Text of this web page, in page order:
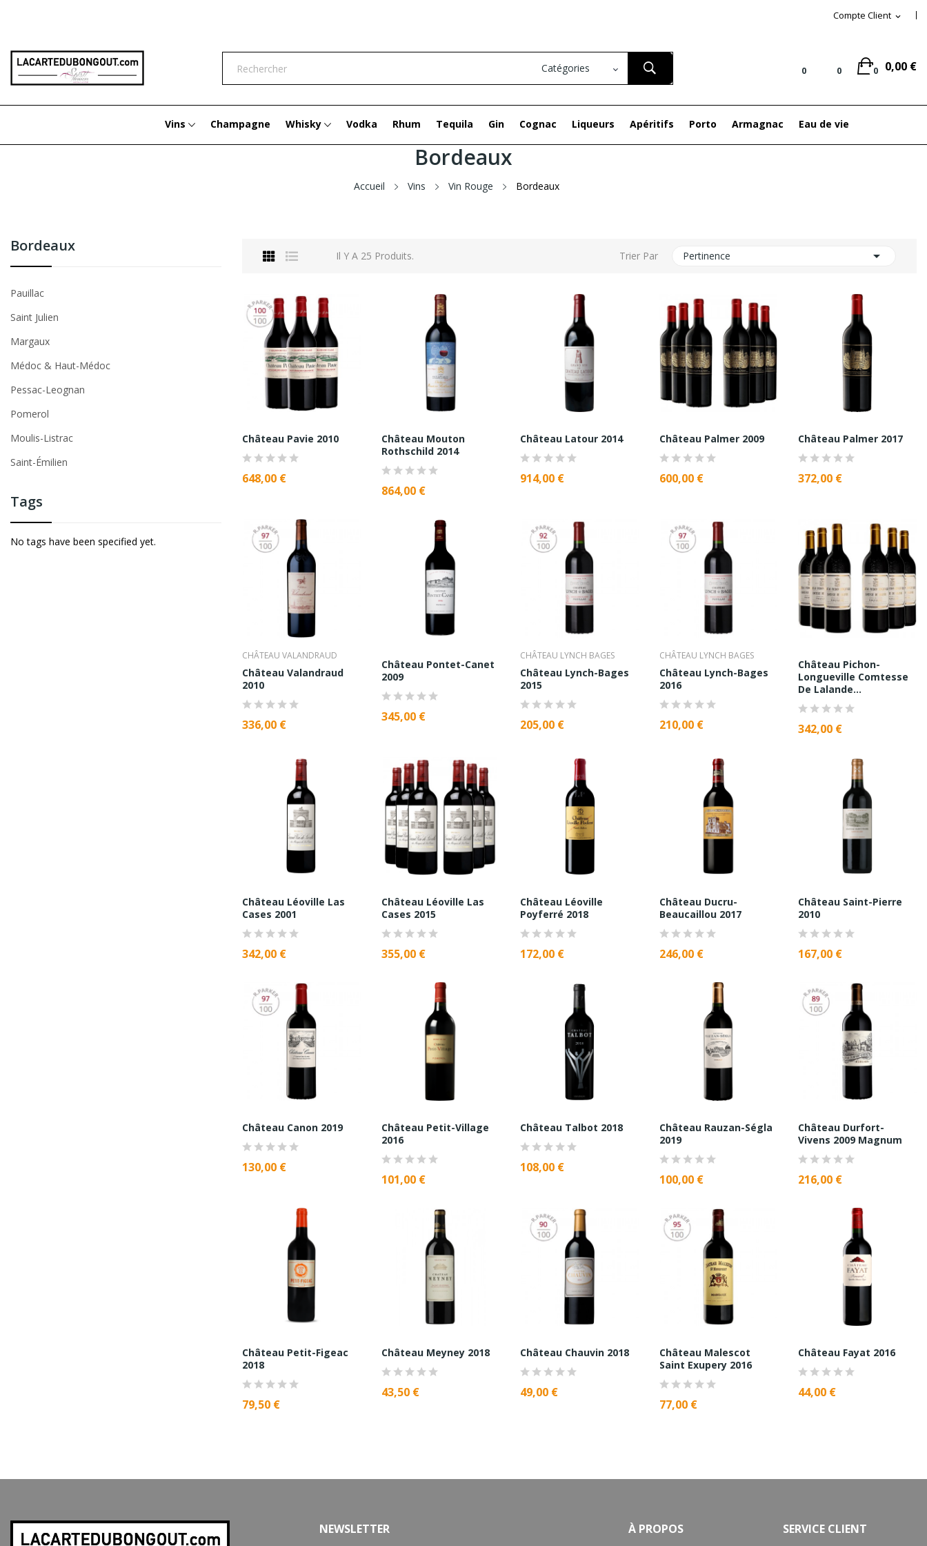
Compte Client expand_more
0 0,00 €
0
0
Vins Champagne Whisky Vodka Rhum Tequila Gin Cognac Liqueurs Apéritifs Porto Armagnac Eau de vie
Bordeaux
Accueil Vins Vin Rouge Bordeaux
Bordeaux
Pauillac
Saint Julien
Margaux
Médoc & Haut-Médoc
Pessac-Leognan
Pomerol
Moulis-Listrac
Saint-Émilien
Tags
No tags have been specified yet.
Il Y A 25 Produits. Trier Par Pertinence 
Château Pavie 2010
648,00 €
Château Mouton
Rothschild 2014
864,00 €
Château Latour 2014
914,00 €
Château Palmer 2009
600,00 €
Château Palmer 2017
372,00 €
CHÂTEAU VALANDRAUD
Château Valandraud
2010
336,00 €
Château Pontet-Canet
2009
345,00 €
CHÂTEAU LYNCH BAGES
Château Lynch-Bages
2015
205,00 €
CHÂTEAU LYNCH BAGES
Château Lynch-Bages
2016
210,00 €
Château Pichon-
Longueville Comtesse
De Lalande...
342,00 €
Château Léoville Las
Cases 2001
342,00 €
Château Léoville Las
Cases 2015
355,00 €
Château Léoville
Poyferré 2018
172,00 €
Château Ducru-
Beaucaillou 2017
246,00 €
Château Saint-Pierre
2010
167,00 €
Château Canon 2019
130,00 €
Château Petit-Village
2016
101,00 €
Château Talbot 2018
108,00 €
Château Rauzan-Ségla
2019
100,00 €
Château Durfort-
Vivens 2009 Magnum
216,00 €
Château Petit-Figeac
2018
79,50 €
Château Meyney 2018
43,50 €
Château Chauvin 2018
49,00 €
Château Malescot
Saint Exupery 2016
77,00 €
Château Fayat 2016
44,00 €
NEWSLETTER À PROPOS SERVICE CLIENT